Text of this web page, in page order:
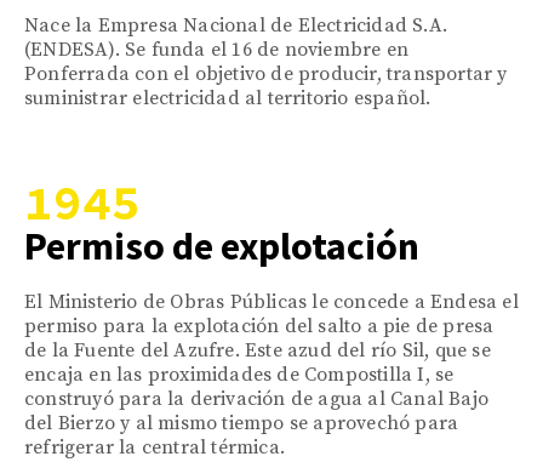
Nace la Empresa Nacional de Electricidad S.A.
(ENDESA). Se funda el 16 de noviembre en
Ponferrada con el objetivo de producir, transportar y
suministrar electricidad al territorio español.
1945
Permiso de explotación
El Ministerio de Obras Públicas le concede a Endesa el
permiso para la explotación del salto a pie de presa
de la Fuente del Azufre. Este azud del río Sil, que se
encaja en las proximidades de Compostilla I, se
construyó para la derivación de agua al Canal Bajo
del Bierzo y al mismo tiempo se aprovechó para
refrigerar la central térmica.